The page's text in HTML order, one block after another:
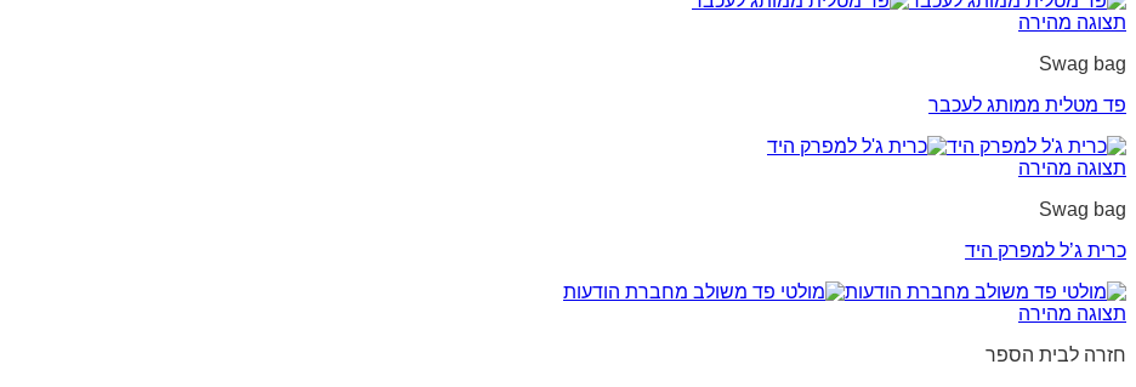
תצוגה מהירה
Swag bag
פד מטלית ממותג לעכבר
תצוגה מהירה
Swag bag
כרית ג’ל למפרק היד
תצוגה מהירה
חזרה לבית הספר